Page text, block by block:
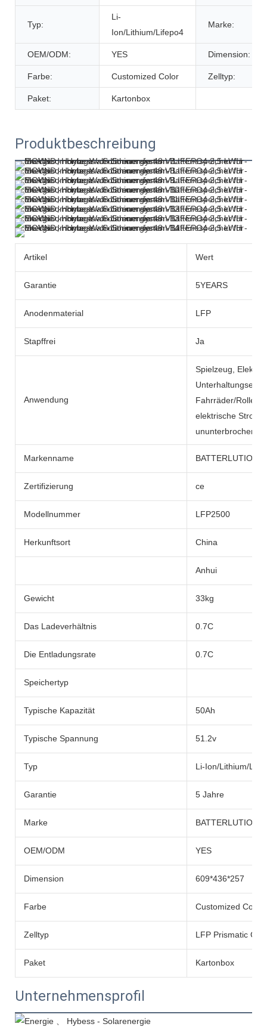
Typ:
Li-
Ion/Lithium/Lifepo4
Marke:
OEM/ODM: YES Dimension:
Farbe: Customized Color Zelltyp:
Paket: Kartonbox
Produktbeschreibung
Artikel Wert
Garantie 5YEARS
Anodenmaterial LFP
Stapffrei Ja
Anwendung
Spielzeug,
Fahrräder/Roller,
elektrische
ununterbrochene
Markenname BATTERLUTION
Zertifizierung ce
Modellnummer LFP2500
Herkunftsort China
Anhui
Gewicht 33kg
Das Ladeverhältnis 0.7C
Die Entladungsrate 0.7C
Speichertyp
Typische Kapazität 50Ah
Typische Spannung 51.2v
Typ Li-Ion/Lithium/
Garantie 5 Jahre
Marke BATTERLUTION
OEM/ODM YES
Dimension 609*436*257
Farbe Customized Color
Zelltyp LFP Prismatic Cell
Paket Kartonbox
Unternehmensprofil